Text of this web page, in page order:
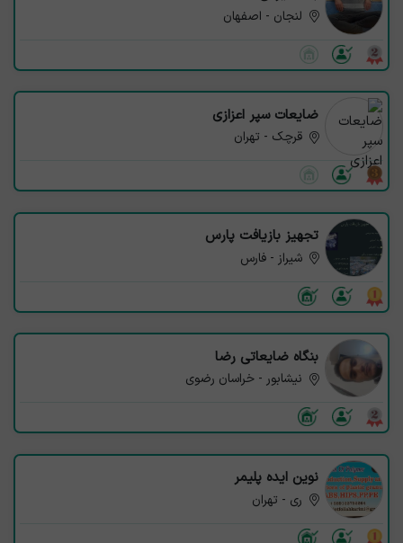
لنجان - اصفهان
ضایعات سپر اعزازی
قرچک - تهران
تجهیز بازیافت پارس
شیراز - فارس
بنگاه ضایعاتی رضا
نیشابور - خراسان رضوی
نوین ایده پلیمر
ری - تهران